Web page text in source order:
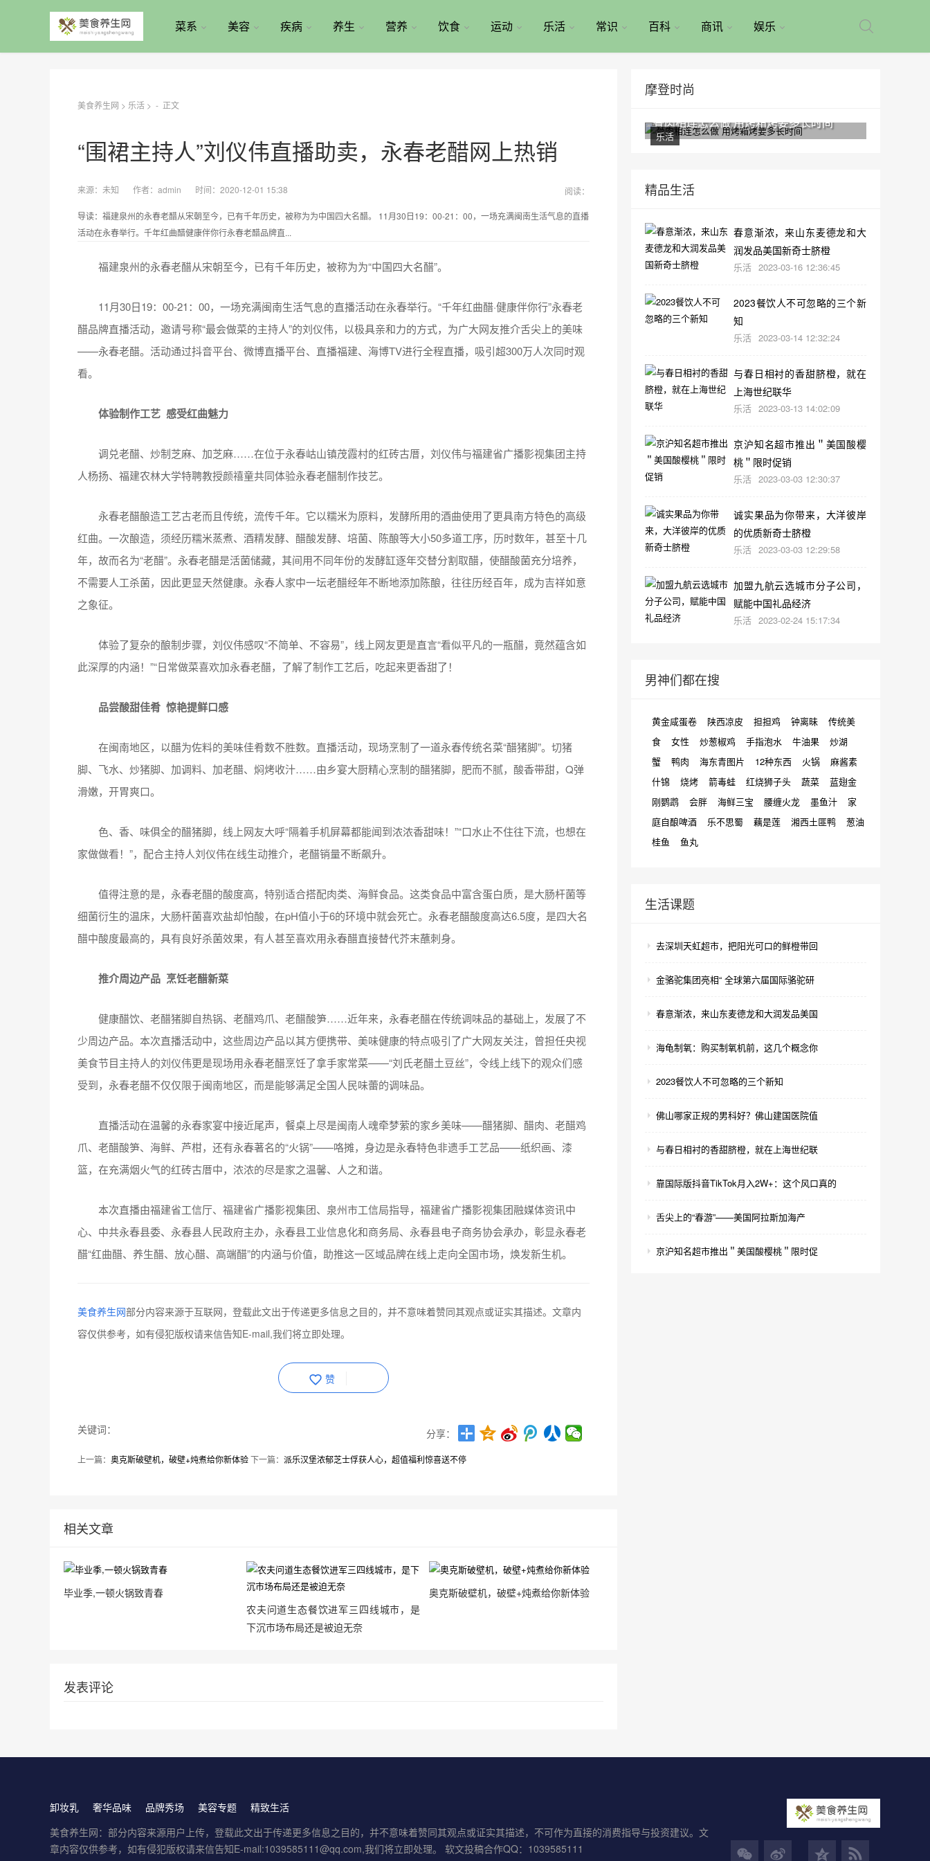
菜系 美容 疾病 养生 营养 饮食 运动 乐活 常识 百科 商讯 娱乐
美食养生网 > 乐活 > - 正文
“围裙主持人”刘仪伟直播助卖，永春老醋网上热销
来源： 未知 作者： admin 时间：2020-12-01 15:38 阅读：
导读：福建泉州的永春老醋从宋朝至今，已有千年历史，被称为为中国四大名醋。 11月30日19：00-21：00，一场充满闽南生活气息的直播
活动在永春举行。千年红曲醋健康伴你行永春老醋品牌直...
福建泉州的永春老醋从宋朝至今，已有千年历史，被称为为“中国四大名醋”。
11月30日19：00-21：00，一场充满闽南生活气息的直播活动在永春举行。“千年红曲醋·健康伴你行”永春老
醋品牌直播活动，邀请号称“最会做菜的主持人”的刘仪伟，以极具亲和力的方式，为广大网友推介舌尖上的美味
——永春老醋。活动通过抖音平台、微博直播平台、直播福建、海博TV进行全程直播，吸引超300万人次同时观
看。
体验制作工艺 感受红曲魅力
调兑老醋、炒制芝麻、加芝麻……在位于永春岵山镇茂霞村的红砖古厝，刘仪伟与福建省广播影视集团主持
人杨扬、福建农林大学特聘教授颜禧童共同体验永春老醋制作技艺。
永春老醋酿造工艺古老而且传统，流传千年。它以糯米为原料，发酵所用的酒曲使用了更具南方特色的高级
红曲。一次酿造，须经历糯米蒸煮、酒精发酵、醋酸发酵、培菌、陈酿等大小50多道工序，历时数年，甚至十几
年，故而名为“老醋”。永春老醋是活菌储藏，其间用不同年份的发酵缸逐年交替分割取醋，使醋酸菌充分培养，
不需要人工杀菌，因此更显天然健康。永春人家中一坛老醋经年不断地添加陈酿，往往历经百年，成为吉祥如意
之象征。
体验了复杂的酿制步骤，刘仪伟感叹“不简单、不容易”，线上网友更是直言“看似平凡的一瓶醋，竟然蕴含如
此深厚的内涵！”“日常做菜喜欢加永春老醋，了解了制作工艺后，吃起来更香甜了！
品尝酸甜佳肴 惊艳提鲜口感
在闽南地区，以醋为佐料的美味佳肴数不胜数。直播活动，现场烹制了一道永春传统名菜“醋猪脚”。切猪
脚、飞水、炒猪脚、加调料、加老醋、焖烤收汁……由乡宴大厨精心烹制的醋猪脚，肥而不腻，酸香带甜，Q弹
滑嫩，开胃爽口。
色、香、味俱全的醋猪脚，线上网友大呼“隔着手机屏幕都能闻到浓浓香甜味！”“口水止不住往下流，也想在
家做做看！”，配合主持人刘仪伟在线生动推介，老醋销量不断飙升。
值得注意的是，永春老醋的酸度高，特别适合搭配肉类、海鲜食品。这类食品中富含蛋白质，是大肠杆菌等
细菌衍生的温床，大肠杆菌喜欢盐却怕酸，在pH值小于6的环境中就会死亡。永春老醋酸度高达6.5度，是四大名
醋中酸度最高的，具有良好杀菌效果，有人甚至喜欢用永春醋直接替代芥末蘸刺身。
推介周边产品 烹饪老醋新菜
健康醋饮、老醋猪脚自热锅、老醋鸡爪、老醋酸笋……近年来，永春老醋在传统调味品的基础上，发展了不
少周边产品。本次直播活动中，这些周边产品以其方便携带、美味健康的特点吸引了广大网友关注，曾担任央视
美食节目主持人的刘仪伟更是现场用永春老醋烹饪了拿手家常菜——“刘氏老醋土豆丝”，令线上线下的观众们感
受到，永春老醋不仅仅限于闽南地区，而是能够满足全国人民味蕾的调味品。
直播活动在温馨的永春家宴中接近尾声，餐桌上尽是闽南人魂牵梦萦的家乡美味——醋猪脚、醋肉、老醋鸡
爪、老醋酸笋、海鲜、芦柑，还有永春著名的“火锅”——咯摊，身边是永春特色非遗手工艺品——纸织画、漆
篮，在充满烟火气的红砖古厝中，浓浓的尽是家之温馨、人之和谐。
本次直播由福建省工信厅、福建省广播影视集团、泉州市工信局指导，福建省广播影视集团融媒体资讯中
心、中共永春县委、永春县人民政府主办，永春县工业信息化和商务局、永春县电子商务协会承办，彰显永春老
醋“红曲醋、养生醋、放心醋、高端醋”的内涵与价值，助推这一区域品牌在线上走向全国市场，焕发新生机。
美食养生网部分内容来源于互联网，登载此文出于传递更多信息之目的，并不意味着赞同其观点或证实其描述。文章内
容仅供参考，如有侵犯版权请来信告知E-mail,我们将立即处理。
赞
关键词： 分享：
上一篇： 奥克斯破壁机，破壁+炖煮给你新体验下一篇： 派乐汉堡浓郁芝士俘获人心，超值福利惊喜送不停
相关文章
毕业季,一顿火锅致青春
农夫问道生态餐饮进军三四线城市，是
下沉市场布局还是被迫无奈
奥克斯破壁机，破壁+炖煮给你新体验
发表评论
摩登时尚
骨肉相连怎么做 用烤箱烤要多长时间
乐活
精品生活
春意渐浓，来山东麦德龙和大
润发品美国新奇士脐橙
乐活 2023-03-16 12:36:45
2023餐饮人不可忽略的三个新
知
乐活 2023-03-14 12:32:24
与春日相衬的香甜脐橙，就在
上海世纪联华
乐活 2023-03-13 14:02:09
京沪知名超市推出＂美国酸樱
桃＂限时促销
乐活 2023-03-03 12:30:37
诚实果品为你带来，大洋彼岸
的优质新奇士脐橙
乐活 2023-03-03 12:29:58
加盟九航云选城市分子公司，
赋能中国礼品经济
乐活 2023-02-24 15:17:34
男神们都在搜
黄金咸蛋卷 陕西凉皮 担担鸡 钟离昧
传统美
食
女性 炒葱椒鸡 手指泡水 牛油果
炒湖
蟹
鸭肉 海东青图片 12种东西 火锅
麻酱素
什锦
烧烤 箭毒蛙 红烧狮子头 蔬菜
蓝翅金
刚鹦鹉
会胖 海鲜三宝 腰缠火龙 墨鱼汁
家
庭自酿啤酒
乐不思蜀 藕是莲 湘西土匪鸭
葱油
桂鱼
鱼丸
生活课题
去深圳天虹超市，把阳光可口的鲜橙带回
金骆驼集团亮相“ 全球第六届国际骆驼研
春意渐浓，来山东麦德龙和大润发品美国
海龟制氧：购买制氧机前，这几个概念你
2023餐饮人不可忽略的三个新知
佛山哪家正规的男科好？佛山建国医院值
与春日相衬的香甜脐橙，就在上海世纪联
靠国际版抖音TikTok月入2W+：这个风口真的
舌尖上的“春游”——美国阿拉斯加海产
京沪知名超市推出＂美国酸樱桃＂限时促
卸妆乳 奢华品味 品牌秀场 美容专题
精致生活
美食养生网：部分内容来源用户上传，登载此文出于传递更多信息之目的，并不意味着赞同其观点或证实其描述，不可作为直接的消费指导与投资建议。文
章内容仅供参考，如有侵犯版权请来信告知E-mail:1039585111@qq.com,我们将立即处理。 软文投稿合作QQ：1039585111